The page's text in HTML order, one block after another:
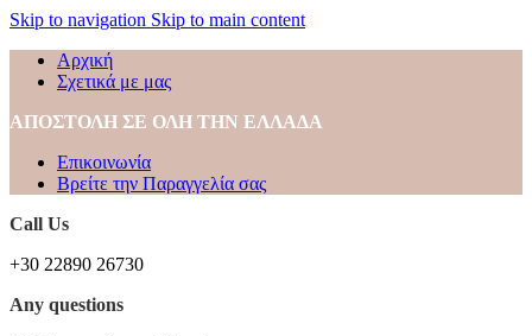
Skip to navigation Skip to main content
Αρχική
Σχετικά με μας
ΑΠΟΣΤΟΛΗ ΣΕ ΟΛΗ ΤΗΝ ΕΛΛΑΔΑ
Επικοινωνία
Βρείτε την Παραγγελία σας
Call Us
+30 22890 26730
Any questions